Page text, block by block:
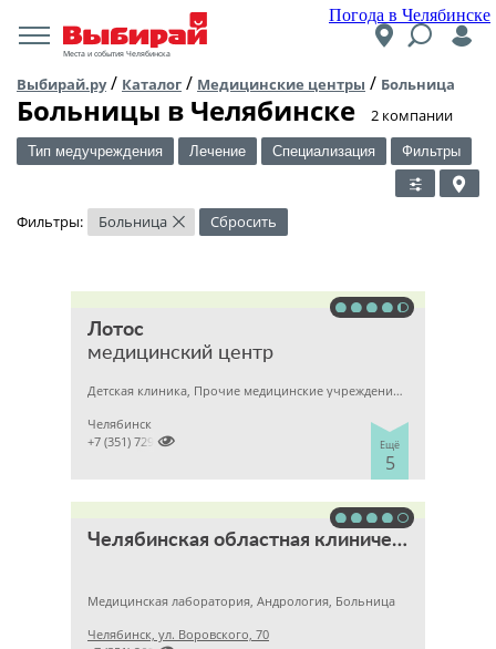
Погода в Челябинске
Места и события Челябинска
Выбирай.ру/ Каталог / Медицинские центры / Больница
Больницы в Челябинске ​2 компании
Тип медучреждения Лечение Специализация Фильтры
Фильтры: Больница × Сбросить
Лотос
медицинский центр
Детская клиника, Прочие медицинские учреждения, Гинекология
Ещё
5
Челябинск

+7 (351) 7298929
Челябинская областная клиническая больница
Медицинская лаборатория, Андрология, Больница
Челябинск, ул. Воровского, 70